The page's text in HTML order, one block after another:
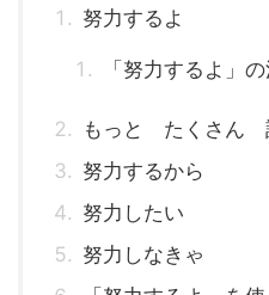
努力するよ
「努力するよ」
もっと たくさん
努力するから
努力したい
努力しなきゃ